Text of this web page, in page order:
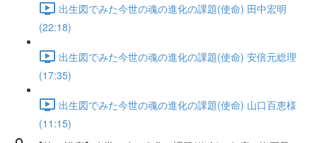
出生図でみた今世の魂の進化の課題(使命) 田中宏明
(22:18)
出生図でみた今世の魂の進化の課題(使命) 安倍元総理
(17:35)
出生図でみた今世の魂の進化の課題(使命) 山口百恵様
(11:15)